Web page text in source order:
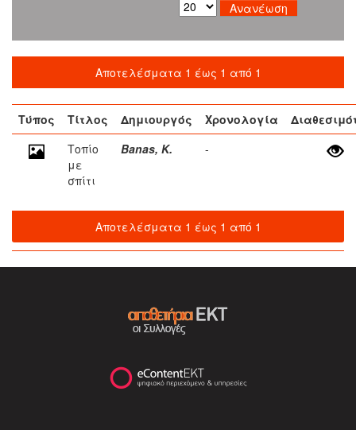
Αποτελέσματα 1 έως 1 από 1
Τύπος Τίτλος Δημιουργός Χρονολογία
Τοπίο
με
σπίτι
Banas, K. -
Αποτελέσματα 1 έως 1 από 1